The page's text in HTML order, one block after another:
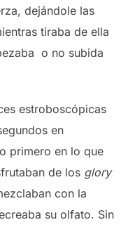
dejándole las
tiraba de ella
o no subida
estroboscópicas
en
primero en lo que
de los glory
con la
su olfato. Sin